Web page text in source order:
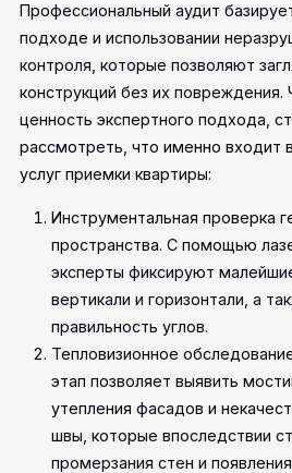
Профессиональный аудит
подходе и использовании
контроля, которые позволяют
конструкций без их повреждения.
ценность экспертного подхода,
рассмотреть, что именно входит
услуг приемки квартиры:
Инструментальная проверка
пространства. С помощью
эксперты фиксируют
вертикали и горизонтали, а
правильность углов.
Тепловизионное
этап позволяет выявить
утепления фасадов и
швы, которые впоследствии
промерзания стен и